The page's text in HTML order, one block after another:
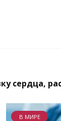
сердца,
В МИРЕ